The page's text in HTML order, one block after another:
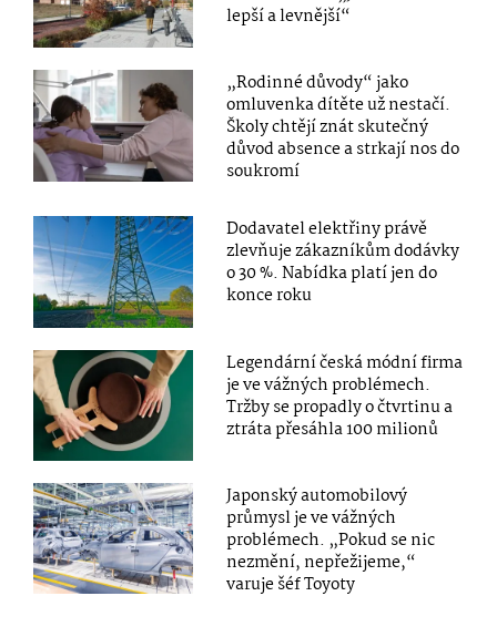
lepší a levnější“
„Rodinné důvody“ jako
omluvenka dítěte už nestačí.
Školy chtějí znát skutečný
důvod absence a strkají nos do
soukromí
Dodavatel elektřiny právě
zlevňuje zákazníkům dodávky
o 30 %. Nabídka platí jen do
konce roku
Legendární česká módní firma
je ve vážných problémech.
Tržby se propadly o čtvrtinu a
ztráta přesáhla 100 milionů
Japonský automobilový
průmysl je ve vážných
problémech. „Pokud se nic
nezmění, nepřežijeme,“
varuje šéf Toyoty